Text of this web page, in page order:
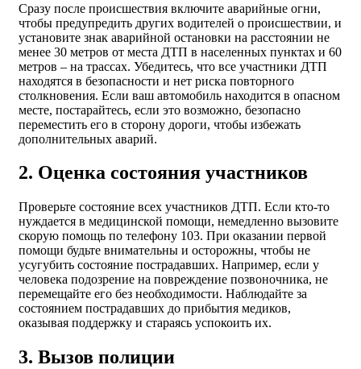
Сразу после происшествия включите аварийные огни,
чтобы предупредить других водителей о происшествии, и
установите знак аварийной остановки на расстоянии не
менее 30 метров от места ДТП в населенных пунктах и 60
метров – на трассах. Убедитесь, что все участники ДТП
находятся в безопасности и нет риска повторного
столкновения. Если ваш автомобиль находится в опасном
месте, постарайтесь, если это возможно, безопасно
переместить его в сторону дороги, чтобы избежать
дополнительных аварий.
2. Оценка состояния участников
Проверьте состояние всех участников ДТП. Если кто-то
нуждается в медицинской помощи, немедленно вызовите
скорую помощь по телефону 103. При оказании первой
помощи будьте внимательны и осторожны, чтобы не
усугубить состояние пострадавших. Например, если у
человека подозрение на повреждение позвоночника, не
перемещайте его без необходимости. Наблюдайте за
состоянием пострадавших до прибытия медиков,
оказывая поддержку и стараясь успокоить их.
3. Вызов полиции